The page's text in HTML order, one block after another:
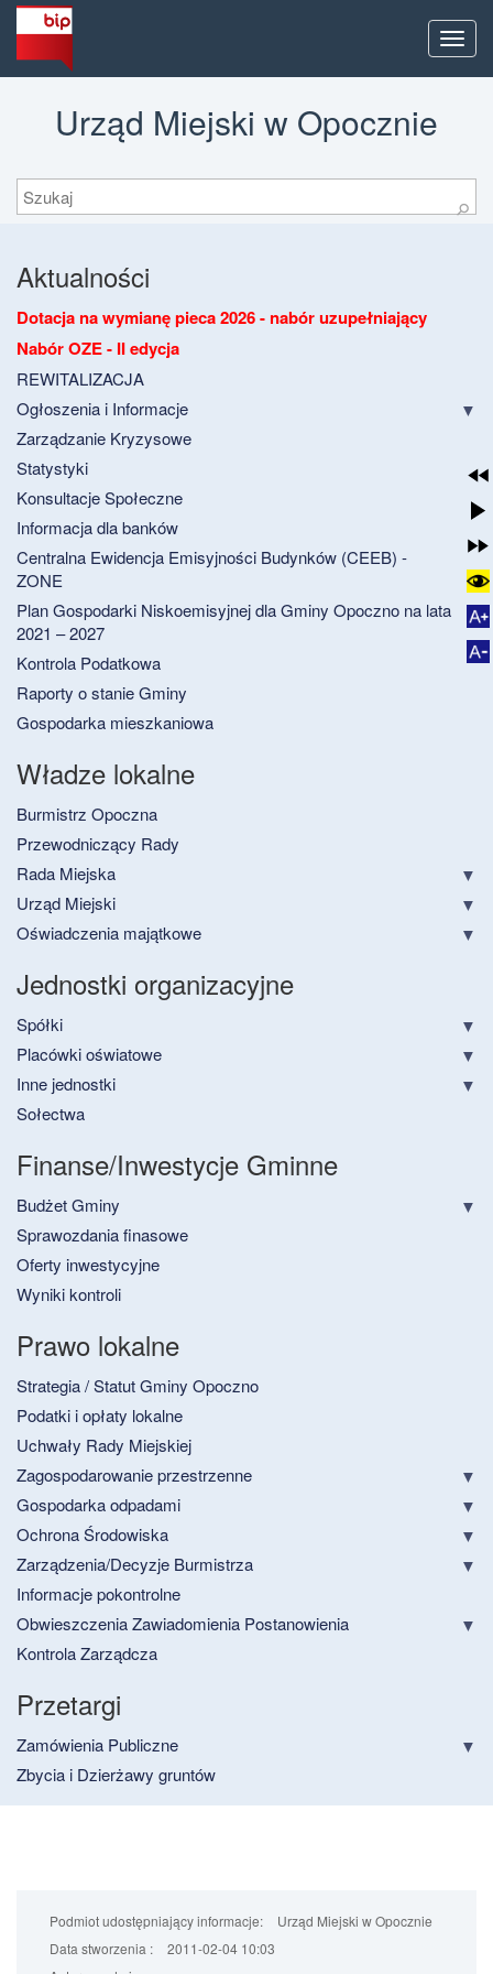
Menu
Urząd Miejski w Opocznie
Szukaj
⚲
Aktualności
Dotacja na wymianę pieca 2026 - nabór uzupełniający
Nabór OZE - II edycja
REWITALIZACJA
Ogłoszenia i Informacje
Zarządzanie Kryzysowe
Statystyki
Konsultacje Społeczne
Informacja dla banków
Centralna Ewidencja Emisyjności Budynków (CEEB) -
ZONE
Plan Gospodarki Niskoemisyjnej dla Gminy Opoczno na lata
2021 – 2027
Kontrola Podatkowa
Raporty o stanie Gminy
Gospodarka mieszkaniowa
Władze lokalne
Burmistrz Opoczna
Przewodniczący Rady
Rada Miejska
Urząd Miejski
Oświadczenia majątkowe
Jednostki organizacyjne
Spółki
Placówki oświatowe
Inne jednostki
Sołectwa
Finanse/Inwestycje Gminne
Budżet Gminy
Sprawozdania finasowe
Oferty inwestycyjne
Wyniki kontroli
Prawo lokalne
Strategia / Statut Gminy Opoczno
Podatki i opłaty lokalne
Uchwały Rady Miejskiej
Zagospodarowanie przestrzenne
Gospodarka odpadami
Ochrona Środowiska
Zarządzenia/Decyzje Burmistrza
Informacje pokontrolne
Obwieszczenia Zawiadomienia Postanowienia
Kontrola Zarządcza
Przetargi
Zamówienia Publiczne
Zbycia i Dzierżawy gruntów
Podmiot udostępniający informacje:
Urząd Miejski w Opocznie
Data stworzenia :
2011-02-04 10:03